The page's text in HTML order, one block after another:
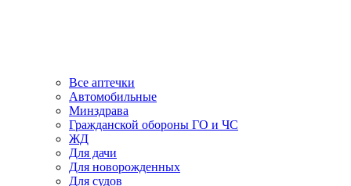
Все аптечки
Автомобильные
Минздрава
Гражданской обороны ГО и ЧС
ЖД
Для дачи
Для новорожденных
Для судов